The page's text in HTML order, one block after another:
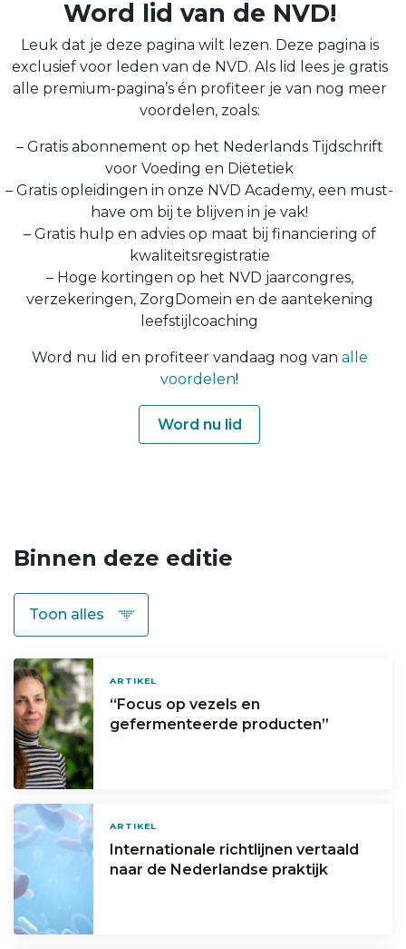
Word lid van de NVD!
Leuk dat je deze pagina wilt lezen. Deze pagina is
exclusief voor leden van de NVD. Als lid lees je gratis
alle premium-pagina’s én profiteer je van nog meer
voordelen, zoals:
– Gratis abonnement op het Nederlands Tijdschrift
voor Voeding en Diëtetiek
– Gratis opleidingen in onze NVD Academy, een must-
have om bij te blijven in je vak!
– Gratis hulp en advies op maat bij financiering of
kwaliteitsregistratie
– Hoge kortingen op het NVD jaarcongres,
verzekeringen, ZorgDomein en de aantekening
leefstijlcoaching
Word nu lid en profiteer vandaag nog van alle
voordelen!
Word nu lid
Binnen deze editie
ARTIKEL
“Focus op vezels en
gefermenteerde producten”
ARTIKEL
Internationale richtlijnen vertaald
naar de Nederlandse praktijk